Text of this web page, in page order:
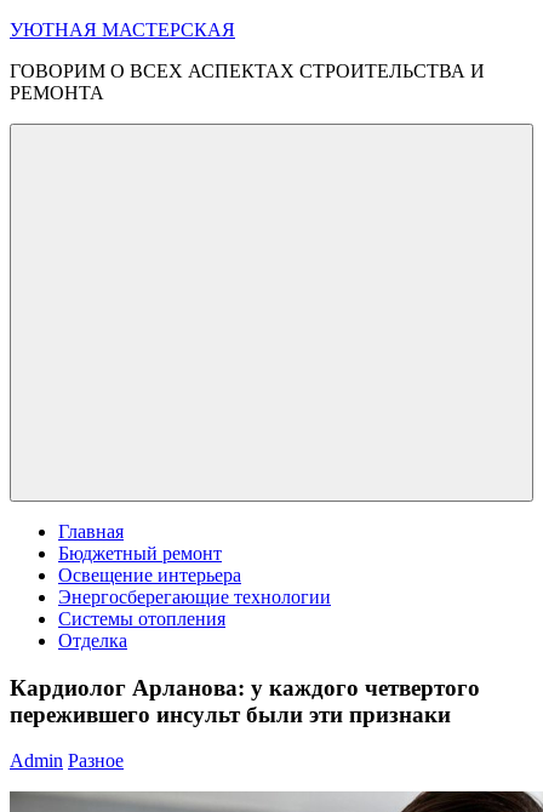
Перейти
содержимому
УЮТНАЯ МАСТЕРСКАЯ
ГОВОРИМ О ВСЕХ АСПЕКТАХ СТРОИТЕЛЬСТВА И
РЕМОНТА
Главная
Бюджетный ремонт
Освещение интерьера
Энергосберегающие технологии
Системы отопления
Отделка
Кардиолог Арланова: у каждого четвертого
пережившего инсульт были эти признаки
Admin Разное